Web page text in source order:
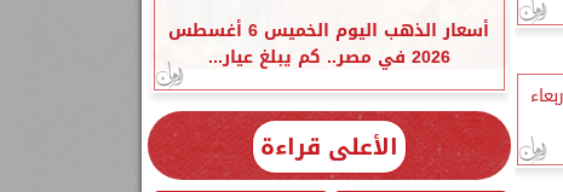
أسعار الذهب اليوم الخميس 6 أغسطس
2026 في مصر.. كم يبلغ عيار...
الأعلى قراءة